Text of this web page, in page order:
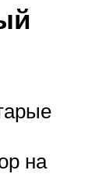
на